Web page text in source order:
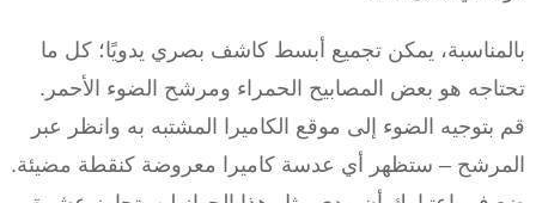
بالمناسبة، يمكن تجميع أبسط كاشف بصري يدويًا؛ كل ما
تحتاجه هو بعض المصابيح الحمراء ومرشح الضوء الأحمر.
قم بتوجيه الضوء إلى موقع الكاميرا المشتبه به وانظر عبر
المرشح – ستظهر أي عدسة كاميرا معروضة كنقطة مضيئة.